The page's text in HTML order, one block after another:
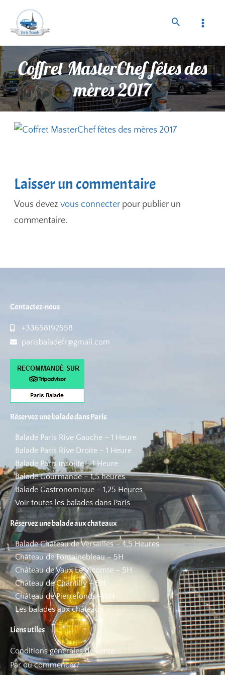
Coffret MasterChef fêtes des
mères 2017
Laisser un commentaire
Vous devezvous connecterpour publier un
commentaire.
Contactez-nous
+33658192558
parisbaladefr@gmail.com
Réservez une balade dans Paris
Balade Paris Rive Gauche – 1 Heure
Balade Paris Rive Droite – 1 Heure
Balade Paris insolite – 1 Heure
Balade Gourmande – 1,5 heures
Balade Gastronomique – 1,25 Heures
Voir toutes les balades dans Paris
Réservez une balade aux chateaux
Balade Château de Versailles – 4,5 Heures
Château de Fontainebleau – 5H
Château de Vaux Le Vicomte – 5H
Château de Chantilly – 5H
Château de Pierrefonds – 6H
Les balades aux châteaux
Liens utiles
Conditions générales de vente
Par où commencer?